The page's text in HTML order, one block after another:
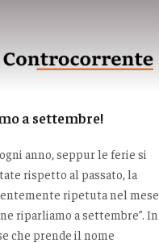
a settembre!
anno, seppur le ferie si
rispetto al passato, la
ripetuta nel mese
riparliamo a settembre”. In
che prende il nome